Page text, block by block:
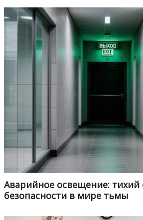
Аварийное освещение: тихий
безопасности в мире тьмы